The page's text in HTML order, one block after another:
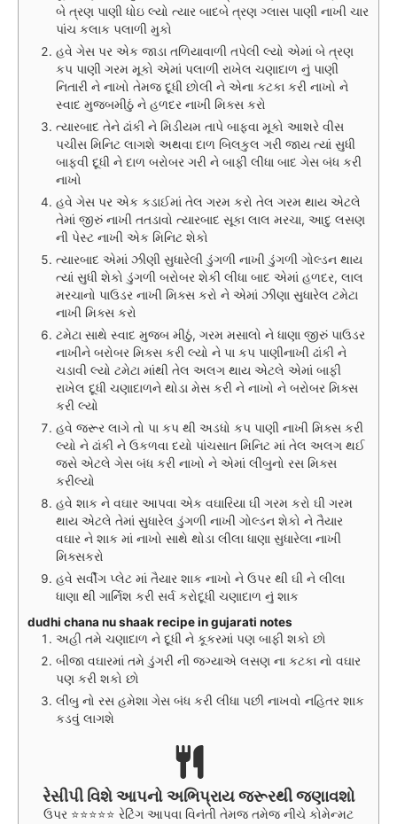
બે ત્રણ પાણી ધોઇ લ્યો ત્યાર બાદબે ત્રણ ગ્લાસ પાણી નાખી ચાર
પાંચ કલાક પલાળી મુકો
હવે ગેસ પર એક જાડા તળિયાવાળી તપેલી લ્યો એમાં બે ત્રણ
કપ પાણી ગરમ મૂકો એમાં પલાળી રાખેલ ચણાદાળ નું પાણી
નિતારી ને નાખો તેમજ દૂધી છોલી ને એના કટકા કરી નાખો ને
સ્વાદ મુજબમીઠું ને હળદર નાખી મિક્સ કરો
ત્યારબાદ તેને ઢાંકી ને મિડીયમ તાપે બાફવા મૂકો આશરે વીસ
પચીસ મિનિટ લાગશે અથવા દાળ બિલકુલ ગરી જાય ત્યાં સુધી
બાફવી દૂધી ને દાળ બરોબર ગરી ને બાફી લીધા બાદ ગેસ બંધ કરી
નાખો
હવે ગેસ પર એક કડાઈમાં તેલ ગરમ કરો તેલ ગરમ થાય એટલે
તેમાં જીરું નાખી તતડાવો ત્યારબાદ સૂકા લાલ મરચા, આદુ લસણ
ની પેસ્ટ નાખી એક મિનિટ શેકો
ત્યારબાદ એમાં ઝીણી સુધારેલી ડુંગળી નાખી ડુંગળી ગોલ્ડન થાય
ત્યાં સુધી શેકો ડુંગળી બરોબર શેકી લીધા બાદ એમાં હળદર, લાલ
મરચાનો પાઉડર નાખી મિક્સ કરો ને એમાં ઝીણા સુધારેલ ટમેટા
નાખી મિક્સ કરો
ટમેટા સાથે સ્વાદ મુજબ મીઠું, ગરમ મસાલો ને ધાણા જીરું પાઉડર
નાખીને બરોબર મિક્સ કરી લ્યો ને પા કપ પાણીનાખી ઢાંકી ને
ચડાવી લ્યો ટમેટા માંથી તેલ અલગ થાય એટલે એમાં બાફી
રાખેલ દૂધી ચણાદાળને થોડા મેસ કરી ને નાખો ને બરોબર મિક્સ
કરી લ્યો
હવે જરૂર લાગે તો પા કપ થી અડધો કપ પાણી નાખી મિક્સ કરી
લ્યો ને ઢાંકી ને ઉકળવા દયો પાંચસાત મિનિટ માં તેલ અલગ થઈ
જસે એટલે ગેસ બંધ કરી નાખો ને એમાં લીંબુનો રસ મિક્સ
કરીલ્યો
હવે શાક ને વઘાર આપવા એક વઘારિયા ઘી ગરમ કરો ઘી ગરમ
થાય એટલે તેમાં સુધારેલ ડુંગળી નાખી ગોલ્ડન શેકો ને તૈયાર
વઘાર ને શાક માં નાખો સાથે થોડા લીલા ધાણા સુધારેલા નાખી
મિક્સકરો
હવે સર્વીંગ પ્લેટ માં તૈયાર શાક નાખો ને ઉપર થી ઘી ને લીલા
ધાણા થી ગાર્નિશ કરી સર્વ કરોદૂધી ચણાદાળ નું શાક
dudhi chana nu shaak recipe in gujarati notes
અહી તમે ચણાદાળ ને દૂધી ને કૂકરમાં પણ બાફી શકો છો
બીજા વઘારમાં તમે ડુંગરી ની જગ્યાએ લસણ ના કટકા નો વઘાર
પણ કરી શકો છો
લીંબુ નો રસ હમેશા ગેસ બંધ કરી લીધા પછી નાખવો નહિતર શાક
કડવું લાગશે
રેસીપી વિશે આપનો અભિપ્રાય જરૂરથી જણાવશો
ઉપર ⭐⭐⭐⭐⭐ રેટિંગ આપવા વિનંતી તેમજ તમેજ નીચે કોમેન્મટ